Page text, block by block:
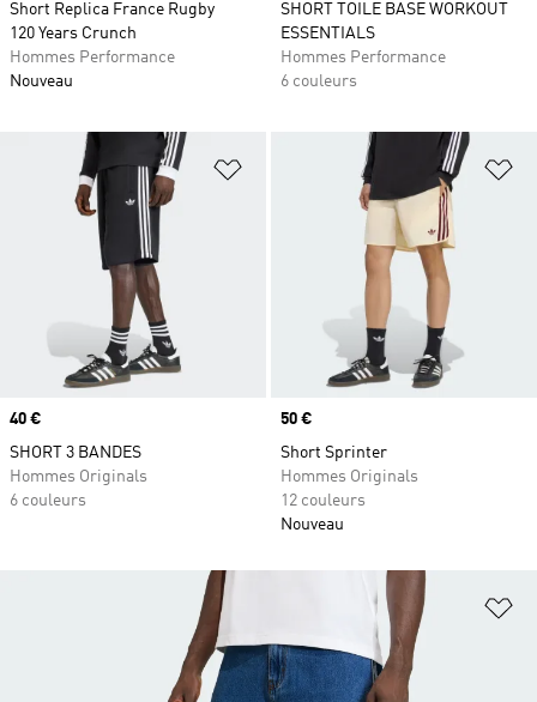
Short Replica France Rugby
120 Years Crunch
Hommes Performance
Nouveau
SHORT TOILE BASE WORKOUT
ESSENTIALS
Hommes Performance
6 couleurs
Ajouter à la Liste de produits
Prix
40 €
SHORT 3 BANDES
Hommes Originals
6 couleurs
Prix
50 €
Short Sprinter
Hommes Originals
12 couleurs
Nouveau